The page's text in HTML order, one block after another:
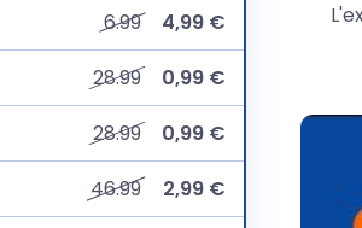
6.99
4,99 €
28.99
0,99 €
28.99
0,99 €
46.99
2,99 €